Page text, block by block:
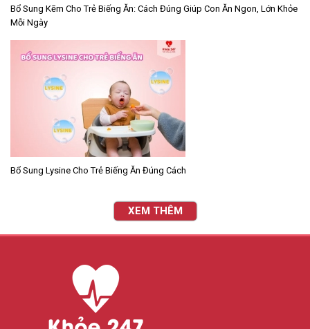
Bổ Sung Kẽm Cho Trẻ Biếng Ăn: Cách Đúng Giúp Con Ăn Ngon, Lớn Khỏe
Mỗi Ngày
Bổ Sung Lysine Cho Trẻ Biếng Ăn Đúng Cách
XEM THÊM